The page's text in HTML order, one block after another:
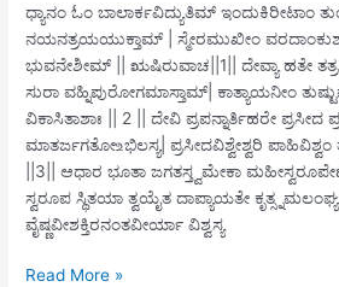
ಧ್ಯಾನಂ ಓಂ ಬಾಲಾರ್ಕವಿದ್ಯುತಿಮ್ ಇಂದುಕಿರೀಟಾಂ
ನಯನತ್ರಯಯುಕ್ತಾಮ್ | ಸ್ಮೇರಮುಖೀಂ
ಭುವನೇಶೀಮ್ || ಋಷಿರುವಾಚ||1|| ದೇವ್ಯಾ ಹತೇ ತತ್ರ
ಸುರಾ ವಹ್ನಿಪುರೋಗಮಾಸ್ತಾಮ್| ಕಾತ್ಯಾಯನೀಂ
ವಿಕಾಸಿತಾಶಾಃ || 2 || ದೇವಿ ಪ್ರಪನ್ನಾರ್ತಿಹರೇ ಪ್ರಸೀದ
ಮಾತರ್ಜಗತೋ‌உಭಿಲಸ್ಯ| ಪ್ರಸೀದವಿಶ್ವೇಶ್ವರಿ ಪಾಹಿವಿಶ್ವಂ
||3|| ಆಧಾರ ಭೂತಾ ಜಗತಸ್ತ್ವಮೇಕಾ
ಸ್ವರೂಪ ಸ್ಥಿತಯಾ ತ್ವಯೈತ ದಾಪ್ಯಾಯತೇ
ವೈಷ್ಣವೀಶಕ್ತಿರನಂತವೀರ್ಯಾ ವಿಶ್ವಸ್ಯ
ದುರ್ಗಾ
Read More »